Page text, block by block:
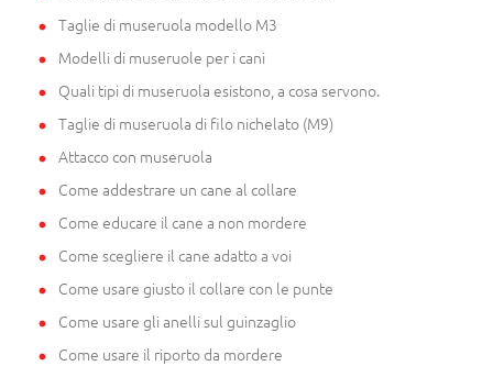
Taglie di museruola modello M3
Modelli di museruole per i cani
Quali tipi di museruola esistono, a cosa servono.
Taglie di museruola di filo nichelato (M9)
Attacco con museruola
Come addestrare un cane al collare
Come educare il cane a non mordere
Come scegliere il cane adatto a voi
Come usare giusto il collare con le punte
Come usare gli anelli sul guinzaglio
Come usare il riporto da mordere